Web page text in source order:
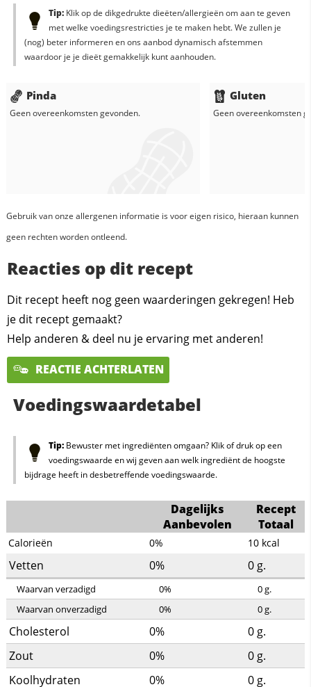
Tip:Klik op de dikgedrukte dieëten/allergieën om aan te geven
met welke voedingsrestricties je te maken hebt. We zullen je
(nog) beter informeren en ons aanbod dynamisch afstemmen
waardoor je je dieët gemakkelijk kunt aanhouden.
Pinda
Geen overeenkomsten gevonden.
Gluten
Geen overeenkomsten
Gebruik van onze allergenen informatie is voor eigen risico, hieraan kunnen
geen rechten worden ontleend.
Reacties op dit recept
Dit recept heeft nog geen waarderingen gekregen! Heb
je dit recept gemaakt?
Help anderen & deel nu je ervaring met anderen!
REACTIE ACHTERLATEN
Voedingswaardetabel
Tip:Bewuster met ingrediënten omgaan? Klik of druk op een
voedingswaarde en wij geven aan welk ingrediënt de hoogste
bijdrage heeft in desbetreffende voedingswaarde.
Dagelijks
Aanbevolen
Recept
Totaal
Calorieën 0% 10 kcal
Vetten 0% 0 g.
Waarvan verzadigd 0% 0g.
Waarvan onverzadigd
0% 0g.
Cholesterol 0% 0 g.
Zout
0% 0 g.
Koolhydraten
0% 0 g.